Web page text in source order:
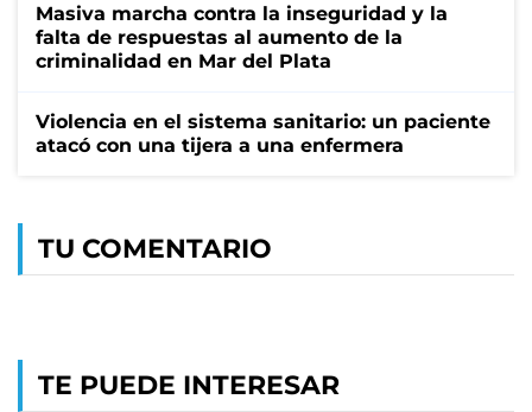
Masiva marcha contra la inseguridad y la
falta de respuestas al aumento de la
criminalidad en Mar del Plata
Violencia en el sistema sanitario: un paciente
atacó con una tijera a una enfermera
TU COMENTARIO
TE PUEDE INTERESAR